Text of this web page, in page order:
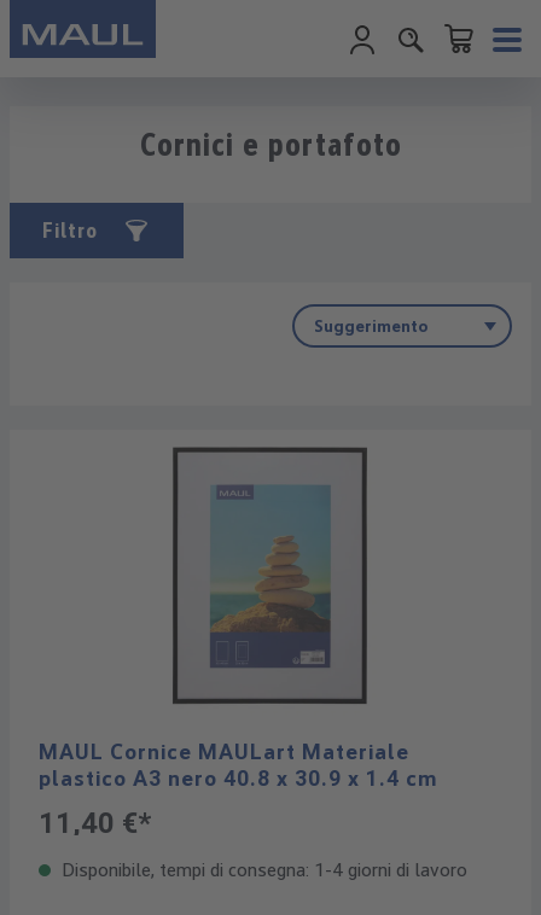
Il carrello
Cornici e portafoto
Filtro
MAUL Cornice MAULart Materiale
plastico A3 nero 40.8 x 30.9 x 1.4 cm
11,40 €*
Disponibile, tempi di consegna: 1-4 giorni di lavoro